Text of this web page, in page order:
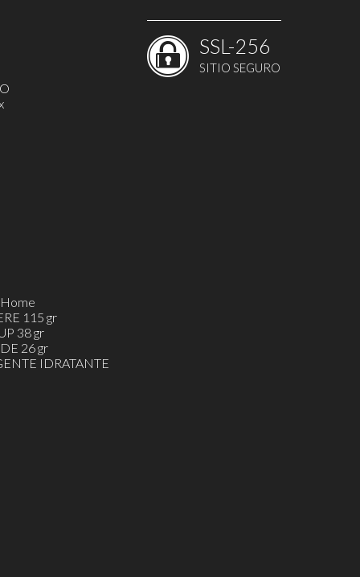
115 gr
38 gr
26 gr
IDRATANTE
SSL-256
SITIO SEGURO